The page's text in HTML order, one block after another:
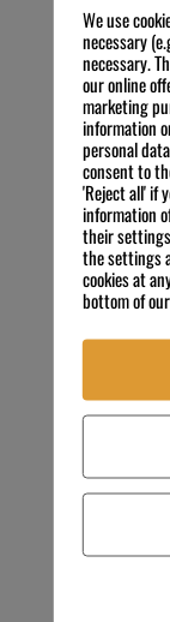
Kostenloser
IN DEN
etolit
4,48€/
exkl. 19 %
IN DEN
We use
necessary
necessary.
our online
marketing
information
personal
consent to
'Reject all' if
information
their
the settings
cookies at
bottom of